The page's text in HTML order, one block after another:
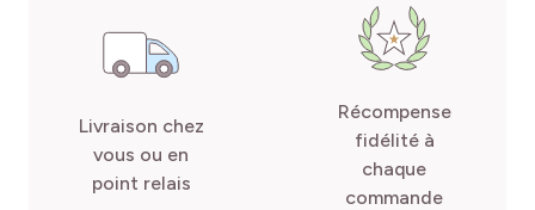
Livraison chez
vous ou en
point relais
Récompense
fidélité à
chaque
commande